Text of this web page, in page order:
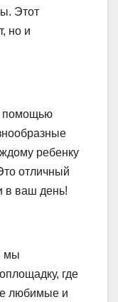
Этот
но и
помощью
ребенку
отличный
в ваш день!
мы
где
любимые и